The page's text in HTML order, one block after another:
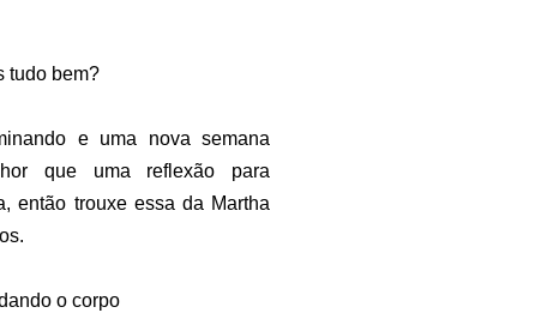
tudo bem?
e uma nova semana
que uma reflexão para
então trouxe essa da Martha
o corpo